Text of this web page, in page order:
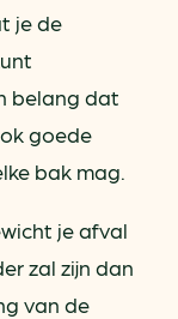
je de
belang dat
goede
bak mag.
je afval
zal zijn dan
van de